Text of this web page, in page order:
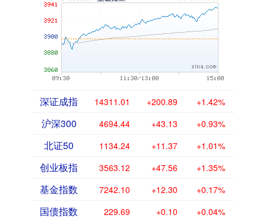
深证成指 14311.01 +200.89 +1.42%
沪深300 4694.44 +43.13 +0.93%
北证50 1134.24 +11.37 +1.01%
创业板指 3563.12 +47.56 +1.35%
基金指数 7242.10 +12.30 +0.17%
国债指数 229.69 +0.10 +0.04%